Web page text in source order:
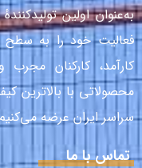
به‌عنوان اولین
فعالیت خود را به
کارآمد، کارکنان
محصولاتی با بالاترین
سراسر ایران عرضه
تماس با ما